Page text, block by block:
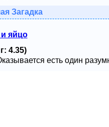
Загадка
яйцо
4.35)
есть один